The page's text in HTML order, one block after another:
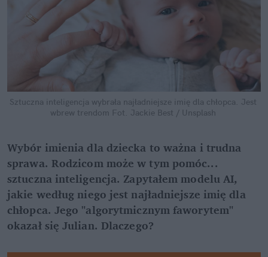
Sztuczna inteligencja wybrała najładniejsze imię dla chłopca. Jest
wbrew trendom Fot. Jackie Best / Unsplash
Wybór imienia dla dziecka to ważna i trudna
sprawa. Rodzicom może w tym pomóc...
sztuczna inteligencja. Zapytałem modelu AI,
jakie według niego jest najładniejsze imię dla
chłopca. Jego "algorytmicznym faworytem"
okazał się Julian. Dlaczego?